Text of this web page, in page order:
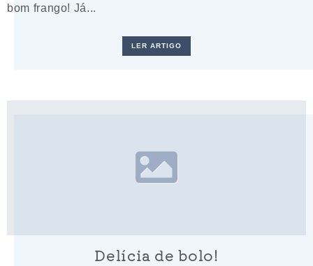
bom frango! Já...
LER ARTIGO
Delícia de bolo!